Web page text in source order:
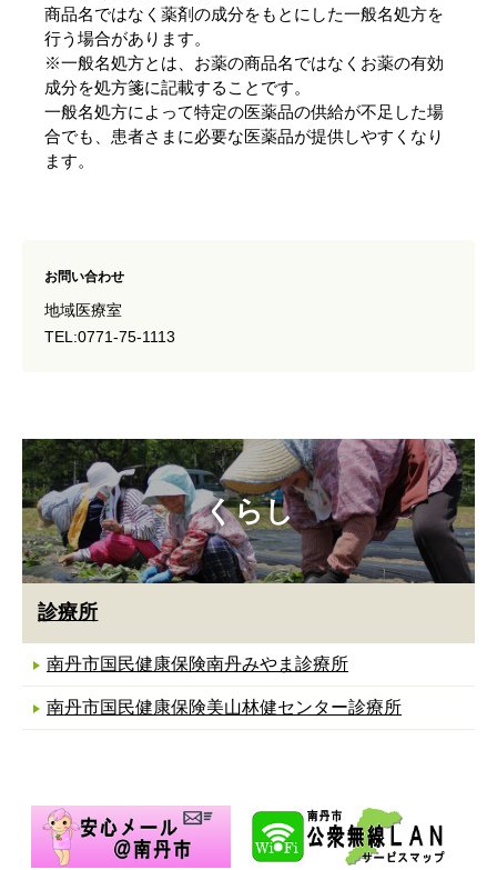
くらし
診療所
南丹市国民健康保険南丹みやま診療所
南丹市国民健康保険美山林健センター診療所
商品名ではなく薬剤の成分をもとにした一般名処方を
行う場合があります。
※一般名処方とは、お薬の商品名ではなくお薬の有効
成分を処方箋に記載することです。
一般名処方によって特定の医薬品の供給が不足した場
合でも、患者さまに必要な医薬品が提供しやすくなり
ます。
お問い合わせ
地域医療室
TEL:0771-75-1113